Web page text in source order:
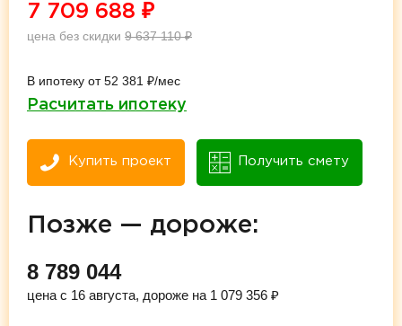
7 709 688 ₽
цена без скидки 9 637 110₽
В ипотеку от 52 381 ₽/мес
Расчитать ипотеку
Купить проект Получить смету
Позже — дороже:
8 789 044
цена с 16 августа, дороже на 1 079 356 ₽